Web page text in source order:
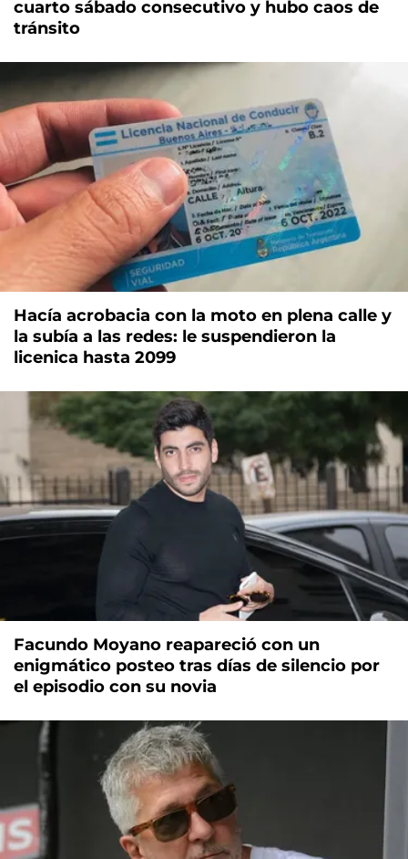
cuarto sábado consecutivo y hubo caos de
tránsito
Hacía acrobacia con la moto en plena calle y
la subía a las redes: le suspendieron la
licenica hasta 2099
Facundo Moyano reapareció con un
enigmático posteo tras días de silencio por
el episodio con su novia